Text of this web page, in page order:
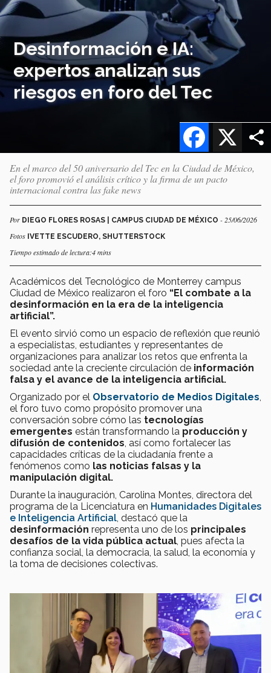
Desinformación e IA:
expertos analizan sus
riesgos en foro del Tec
X
Facebook
En el marco del 50 aniversario del Tec en la Ciudad de México,
el foro promovió el análisis crítico y la firma de un pacto
internacional contra las fake news
Por DIEGO FLORES ROSAS | CAMPUS CIUDAD DE MÉXICO - 25/06/2026
Fotos IVETTE ESCUDERO, SHUTTERSTOCK
Tiempo estimado de lectura:4 mins
Académicos del Tecnológico de Monterrey campus
Ciudad de México realizaron el foro “El combate a la
desinformación en la era de la inteligencia
artificial”.
El evento sirvió como un espacio de reflexión que reunió
a especialistas, estudiantes y representantes de
organizaciones para analizar los retos que enfrenta la
sociedad ante la creciente circulación de información
falsa y el avance de la inteligencia artificial.
Organizado por el Observatorio de Medios Digitales
el foro tuvo como propósito promover una
conversación sobre cómo las tecnologías
emergentes están transformando la producción y
difusión de contenidos , así como fortalecer las
capacidades críticas de la ciudadanía frente a
fenómenos como las noticias falsas y la
manipulación digital.
Durante la inauguración, Carolina Montes, directora del
programa de la Licenciatura en Humanidades Digitales
e Inteligencia Artificial , destacó que la
desinformación representa uno de los principales
desafíos de la vida pública actual , pues afecta la
confianza social, la democracia, la salud, la economía y
la toma de decisiones colectivas.